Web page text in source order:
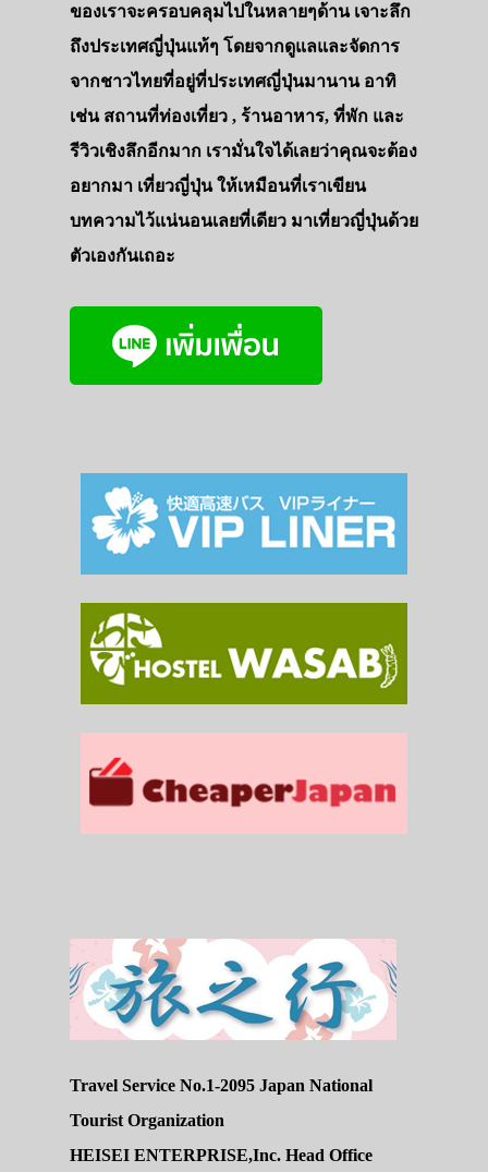
ของเราจะครอบคลุมไปในหลายๆด้าน เจาะลึก
ถึงประเทศญี่ปุ่นแท้ๆ โดยจากดูแลและจัดการ
จากชาวไทยที่อยู่ที่ประเทศญี่ปุ่นมานาน อาทิ
เช่น สถานที่ท่องเที่ยว , ร้านอาหาร, ที่พัก และ
รีวิวเชิงลึกอีกมาก เรามั่นใจได้เลยว่าคุณจะต้อง
อยากมา เที่ยวญี่ปุ่น ให้เหมือนที่เราเขียน
บทความไว้แน่นอนเลยที่เดียว มาเที่ยวญี่ปุ่นด้วย
ตัวเองกันเถอะ
Travel Service No.1-2095 Japan National
Tourist Organization
HEISEI ENTERPRISE,Inc. Head Office